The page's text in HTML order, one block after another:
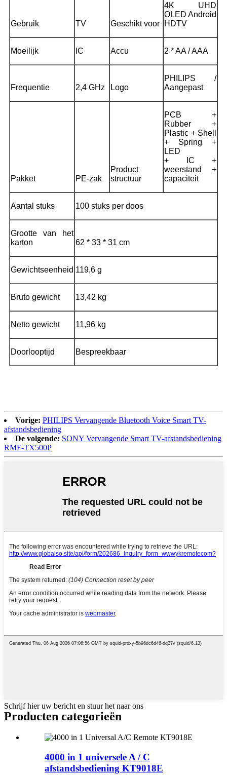
Gebruik TV Geschikt voor
4K UHD
OLED Android
HDTV
Moeilijk IC Accu 2 * AA / AAA
Frequentie 2,4 GHz Logo
PHILIPS /
Aangepast
Pakket PE-zak
Product
structuur
PCB +
Rubber +
Plastic + Shell
+ Spring +
LED
+ IC +
weerstand +
capaciteit
Aantal stuks 100 stuks per doos
Grootte van het
karton
62 * 33 * 31 cm
Gewichtseenheid 119,6 g
Bruto gewicht 13,42 kg
Netto gewicht 11,96 kg
Doorlooptijd Bespreekbaar
Vorige: PHILIPS Vervangende Bluetooth Voice Smart TV-
afstandsbediening
De volgende: SONY Vervangende Smart TV-afstandsbediening
RMF-TX500P
Schrijf hier uw bericht en stuur het naar ons
Producten categorieën
4000 in 1 universele A / C
afstandsbediening KT9018E